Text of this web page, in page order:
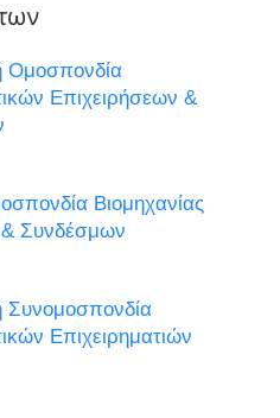
Ομοσπονδία
Επιχειρήσεων &
Βιομηχανίας
Συνδέσμων
Συνομοσπονδία
Επιχειρηματιών